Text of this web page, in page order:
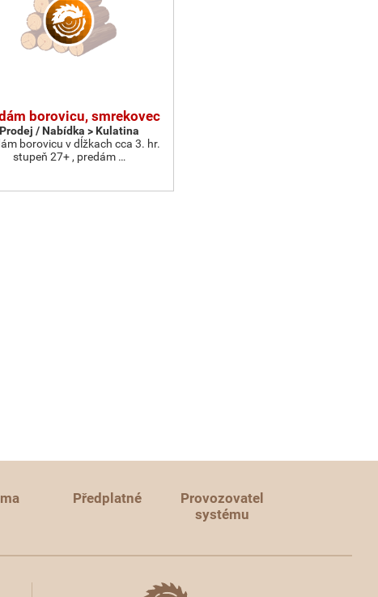
borovicu, smrekovec
Prodej / Nabídka > Kulatina
borovicu v dĺžkach cca 3. hr.
stupeň 27+ , predám …
Předplatné
Provozovatel
systému